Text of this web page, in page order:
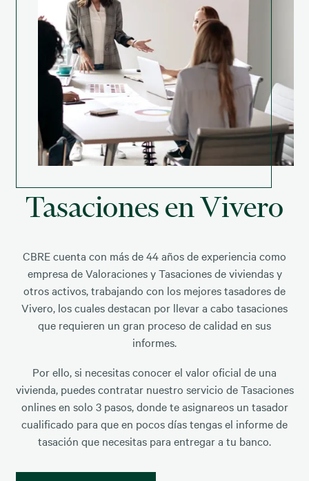
Tasaciones en Vivero
CBRE cuenta con más de 44 años de experiencia como
empresa de Valoraciones y Tasaciones de viviendas y
otros activos, trabajando con los mejores tasadores de
Vivero, los cuales destacan por llevar a cabo tasaciones
que requieren un gran proceso de calidad en sus
informes.
Por ello, si necesitas conocer el valor oficial de una
vivienda, puedes contratar nuestro servicio de Tasaciones
onlines en solo 3 pasos, donde te asignareos un tasador
cualificado para que en pocos días tengas el informe de
tasación que necesitas para entregar a tu banco.